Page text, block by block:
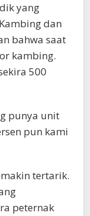
yang
dan
bahwa saat
kambing.
500
punya unit
pun kami
tertarik.
peternak